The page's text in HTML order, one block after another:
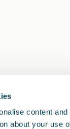
content
about your use